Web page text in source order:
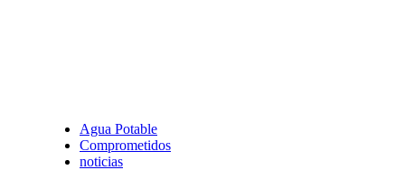
Agua Potable
Comprometidos
noticias